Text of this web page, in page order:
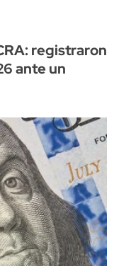
registraron
ante un